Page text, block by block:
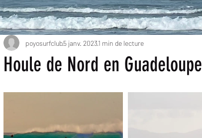
Houle de Nord en Guadeloupe
poyosurfclub5 janv. 20231 min de lecture